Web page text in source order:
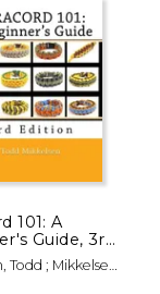
101: A
Guide, 3rd
Inglés)
Todd ; Mikkelsen,